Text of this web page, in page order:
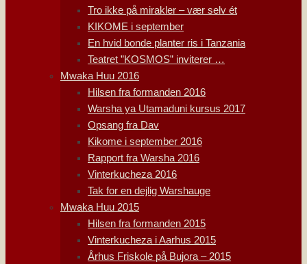
Tro ikke på mirakler – vær selv ét
KIKOME i september
En hvid bonde planter ris i Tanzania
Teatret ”KOSMOS” inviterer …
Mwaka Huu 2016
Hilsen fra formanden 2016
Warsha ya Utamaduni kursus 2017
Opsang fra Dav
Kikome i september 2016
Rapport fra Warsha 2016
Vinterkucheza 2016
Tak for en dejlig Warshauge
Mwaka Huu 2015
Hilsen fra formanden 2015
Vinterkucheza i Aarhus 2015
Århus Friskole på Bujora – 2015